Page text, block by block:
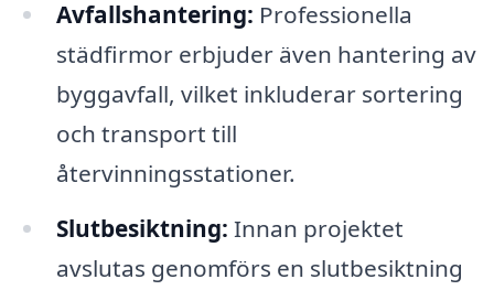
Avfallshantering: Professionella
städfirmor erbjuder även hantering av
byggavfall, vilket inkluderar sortering
och transport till
återvinningsstationer.
Slutbesiktning: Innan projektet
avslutas genomförs en slutbesiktning